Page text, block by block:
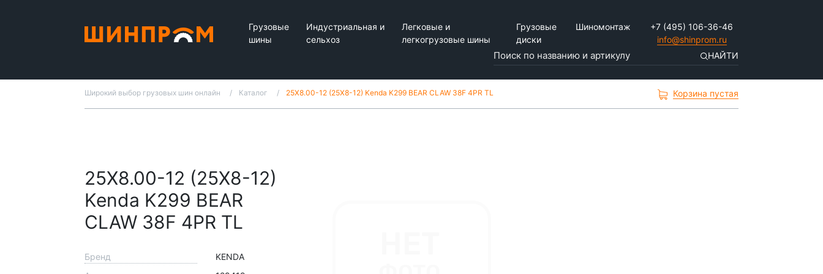
Грузовые
шины
Индустриальная и
сельхоз
Легковые и
легкогрузовые шины
Грузовые
диски
Шиномонтаж
+7 (495) 106-36-46
info@shinprom.ru
НАЙТИ
Широкий выбор грузовых шин онлайн Каталог 25X8.00-12 (25X8-12) Kenda K299 BEAR CLAW 38F 4PR TL Корзина пустая
25X8.00-12 (25X8-12)
Kenda K299 BEAR
CLAW 38F 4PR TL
Бренд
KENDA